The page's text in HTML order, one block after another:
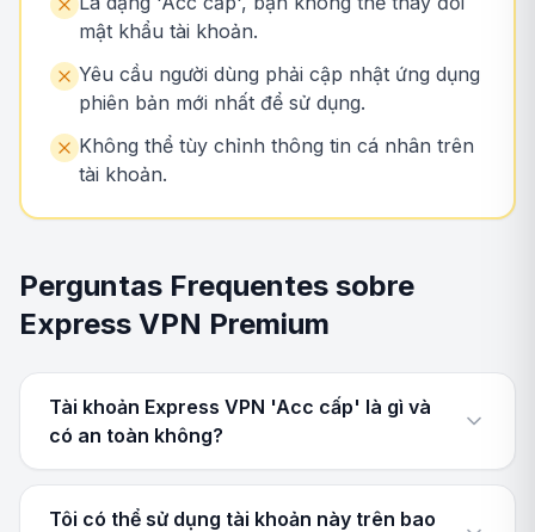
mật khẩu tài khoản.
Yêu cầu người dùng phải cập nhật ứng dụng
phiên bản mới nhất để sử dụng.
Không thể tùy chỉnh thông tin cá nhân trên
tài khoản.
Perguntas Frequentes sobre
Express VPN Premium
Tài khoản Express VPN 'Acc cấp' là gì và
có an toàn không?
Tôi có thể sử dụng tài khoản này trên bao